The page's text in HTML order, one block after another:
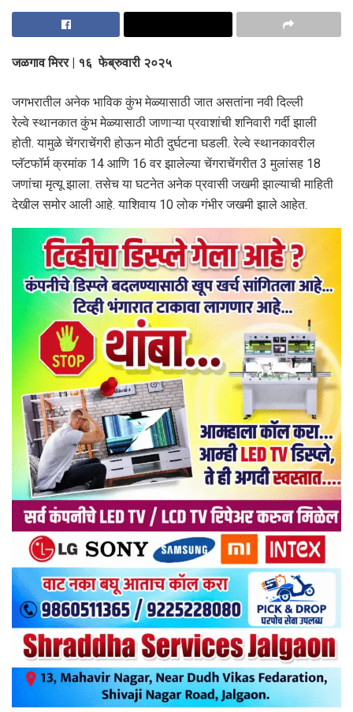
जळगाव मिरर | १६ फेब्रुवारी २०२५
जगभरातील अनेक भाविक कुंभ मेळ्यासाठी जात असतांना नवी दिल्ली
रेल्वे स्थानकात कुंभ मेळ्यासाठी जाणाऱ्या प्रवाशांची शनिवारी गर्दी झाली
होती. यामुळे चेंगराचेंगरी होऊन मोठी दुर्घटना घडली. रेल्वे स्थानकावरील
प्लॅटफॉर्म क्रमांक 14 आणि 16 वर झालेल्या चेंगराचेंगरीत 3 मुलांसह 18
जणांचा मृत्यू झाला. तसेच या घटनेत अनेक प्रवासी जखमी झाल्याची माहिती
देखील समोर आली आहे. याशिवाय 10 लोक गंभीर जखमी झाले आहेत.